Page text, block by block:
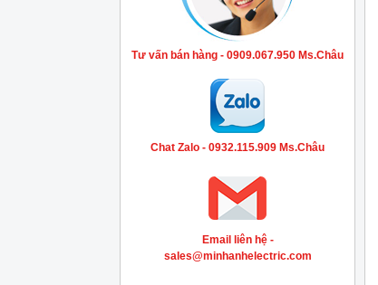
Tư vấn bán hàng - 0909.067.950 Ms.Châu
Chat Zalo - 0932.115.909 Ms.Châu
Email liên hệ -
sales@minhanhelectric.com